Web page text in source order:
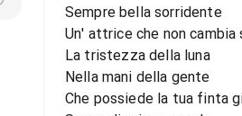
Sempre bella sorridente
Un' attrice che non cambia
La tristezza della luna
Nella mani della gente
Che possiede la tua finta